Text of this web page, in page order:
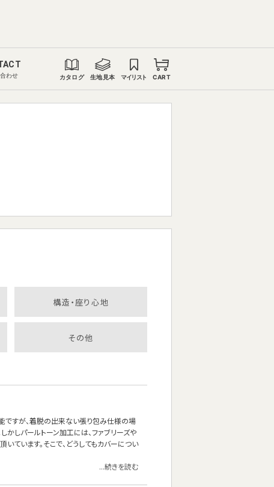
わせ カタログ 生地見本 マイリスト CART
構造・座り心地
その他
ですが、着脱の出来ない張り包み仕様の場
かしパールトーン加工には、ファブリーズや
ています。そこで、どうしてもカバーについ
...続きを読む